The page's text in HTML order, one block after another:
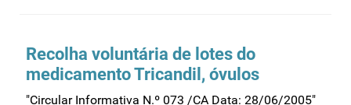
Recolha voluntária de lotes do
medicamento Tricandil, óvulos
"Circular Informativa N.º 073 /CA Data: 28/06/2005"